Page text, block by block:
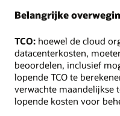
Belangrijke
TCO: hoewel de cloud
datacenterkosten,
beoordelen, inclusief
lopende TCO te
verwachte maandelijkse
lopende kosten voor